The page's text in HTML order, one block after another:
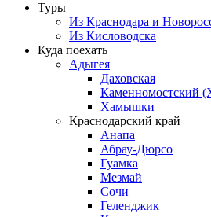
Туры
Из Краснодара и
Из Кисловодска
Куда поехать
Адыгея
Даховская
Каменномостский
Хамышки
Краснодарский край
Анапа
Абрау-Дюрсо
Гуамка
Мезмай
Сочи
Геленджик